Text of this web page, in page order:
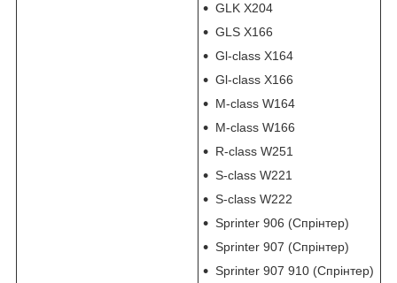
GLK X204
GLS X166
Gl-class X164
Gl-class X166
M-class W164
M-class W166
R-class W251
S-class W221
S-class W222
Sprinter 906 (Спрінтер)
Sprinter 907 (Спрінтер)
Sprinter 907 910 (Спрінтер)